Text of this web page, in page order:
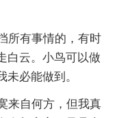
有事情的，有时
白云。小鸟可以做
必能做到。
自何方，但我真